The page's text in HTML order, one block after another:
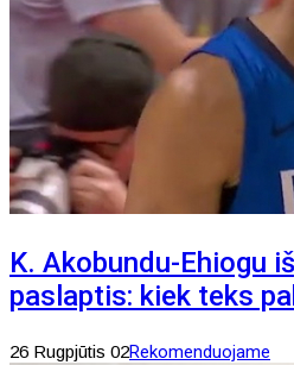
K. Akobundu-Ehiogu
paslaptis: kiek teks
26 Rugpjūtis 02Rekomenduojame